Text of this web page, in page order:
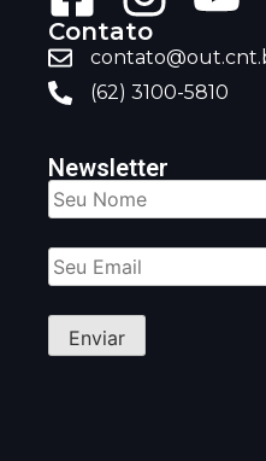
Contato
(62) 3100-5810
Newsletter